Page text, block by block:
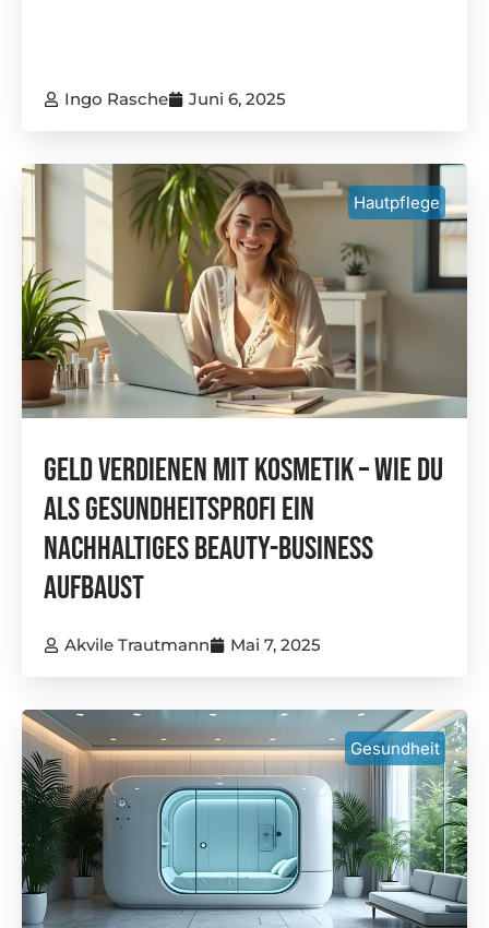
Ingo Rasche Juni 6, 2025
Hautpflege
Geld Verdienen Mit Kosmetik – Wie Du
Als Gesundheitsprofi Ein
Nachhaltiges Beauty-Business
Aufbaust
Akvile Trautmann Mai 7, 2025
Gesundheit